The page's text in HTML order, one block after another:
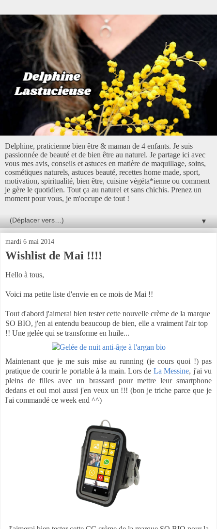
Delphine, praticienne bien être & maman de 4 enfants. Je suis
passionnée de beauté et de bien être au naturel. Je partage ici avec
vous mes avis, conseils et astuces en matière de maquillage, soins,
cosmétiques naturels, astuces beauté, recettes home made, sport,
motivation, spiritualité, bien être, cuisine végéta*ienne ou comment
je gère le quotidien. Tout ça au naturel et sans chichis. Prenez un
moment pour vous, je m'occupe de tout !
▼
mardi 6 mai 2014
Wishlist de Mai !!!!
Hello à tous,
Voici ma petite liste d'envie en ce mois de Mai !!
Tout d'abord j'aimerai bien tester cette nouvelle crème de la marque
SO BIO, j'en ai entendu beaucoup de bien, elle a vraiment l'air top
!! Une gelée qui se transforme en huile...
Maintenant que je me suis mise au running (je cours quoi !) pas
pratique de courir le portable à la main. Lors de La Messine, j'ai vu
pleins de filles avec un brassard pour mettre leur smartphone
dedans et oui moi aussi j'en veux un !!! (bon je triche parce que je
l'ai commandé ce week end ^^)